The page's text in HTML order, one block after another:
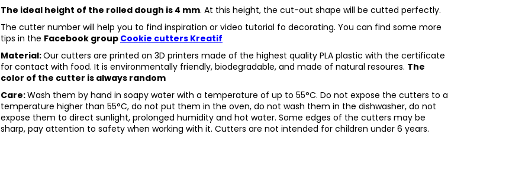
The ideal height of the rolled dough is 4 mm. At this height, the cut-out shape will be cutted perfectly.
The cutter number will help you to find inspiration or video tutorial fo decorating. You can find some more
tips in the Facebook group Cookie cutters Kreatif
Material:Our cutters are printed on 3D printers made of the highest quality PLA plastic with the certificate
for contact with food. It is environmentally friendly, biodegradable, and made of natural resoures. The
color of the cutter is always random
Care:Wash them by hand in soapy water with a temperature of up to 55°C. Do not expose the cutters to a
temperature higher than 55°C, do not put them in the oven, do not wash them in the dishwasher, do not
expose them to direct sunlight, prolonged humidity and hot water. Some edges of the cutters may be
sharp, pay attention to safety when working with it. Cutters are not intended for children under 6 years.